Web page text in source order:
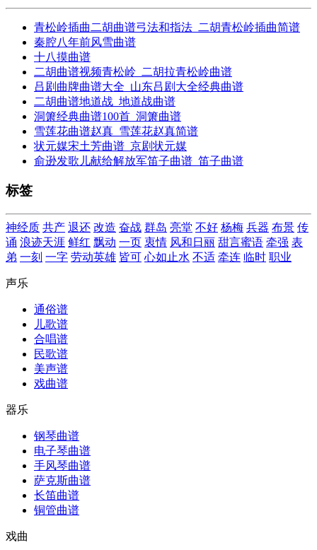
青松岭插曲二胡曲谱弓法和指法_二胡青松岭插曲简谱
秦腔八年前风雪曲谱
十八摸曲谱
二胡曲谱视频青松岭_二胡拉青松岭曲谱
吕剧曲牌曲谱大全_山东吕剧大全经典曲谱
二胡曲谱地道战_地道战曲谱
洞箫经典曲谱100首_洞箫曲谱
雪莲花曲谱赵真_雪莲花赵真简谱
状元媒宋土芳曲谱_京剧状元媒
俞逊发歌儿献给解放军笛子曲谱_笛子曲谱
标签
神经质 共产 退还 改造 奋战 群岛 亮堂 不好 杨梅 兵器 布景 传
诵 浪迹天涯 鲜红 飘动 一页 衷情 风和日丽 甜言蜜语 牵强 表
弟 一刻 一字 劳动英雄 皆可 心如止水 不适 牵连 临时 职业
声乐
通俗谱
儿歌谱
合唱谱
民歌谱
美声谱
戏曲谱
器乐
钢琴曲谱
电子琴曲谱
手风琴曲谱
萨克斯曲谱
长笛曲谱
铜管曲谱
戏曲